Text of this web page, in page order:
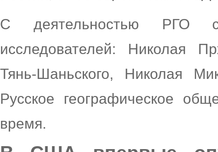
С деятельностью РГО
исследователей: Николая
Тянь-Шаньского, Николая
Русское географическое
время.